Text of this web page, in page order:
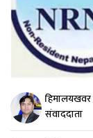
हिमालयखवर
संवाददाता